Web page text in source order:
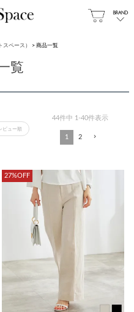
スペース） 商品一覧
覧
ビュー順
44件中 1-40件表示
1 2
27%OFF